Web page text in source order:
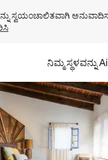
ಸ್ವಯಂಚಾಲಿತವಾಗಿ
ನಿಮ್ಮ ಸ್ಥಳವನ್ನು